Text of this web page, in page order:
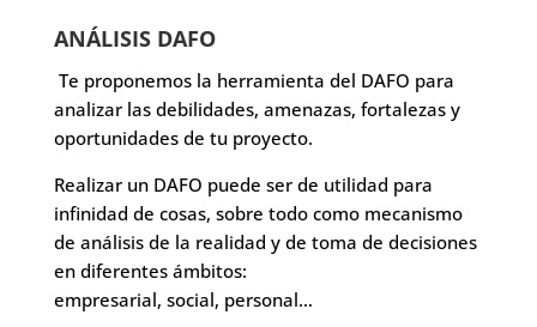
ANÁLISIS DAFO
Te proponemos la herramienta del DAFO para
analizar las debilidades, amenazas, fortalezas y
oportunidades de tu proyecto.
Realizar un DAFO puede ser de utilidad para
infinidad de cosas, sobre todo como mecanismo
de análisis de la realidad y de toma de decisiones
en diferentes ámbitos:
empresarial, social, personal…